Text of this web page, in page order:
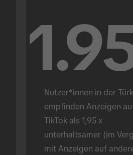
Nutzer*innen in der
empfinden Anzeigen
TikTok als 1,95 x
unterhaltsamer (im
mit Anzeigen auf